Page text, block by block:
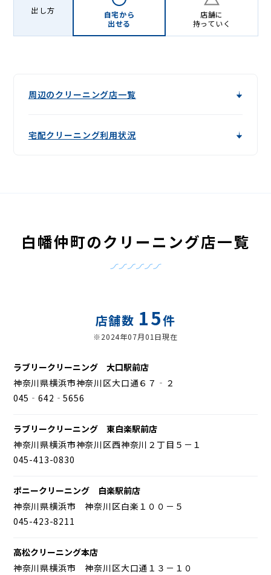
出し方
自宅から
出せる
店舗に
持っていく
周辺のクリーニング店一覧
宅配クリーニング利用状況
白幡仲町のクリーニング店一覧
店舗数 15件
※2024年07月01日現在
ラブリークリーニング 大口駅前店
神奈川県横浜市神奈川区大口通６７‐２
045‐642‐5656
ラブリークリーニング 東白楽駅前店
神奈川県横浜市神奈川区西神奈川２丁目５－１
045-413-0830
ポニークリーニング 白楽駅前店
神奈川県横浜市 神奈川区白楽１００－５
045-423-8211
高松クリーニング本店
神奈川県横浜市 神奈川区大口通１３－１０